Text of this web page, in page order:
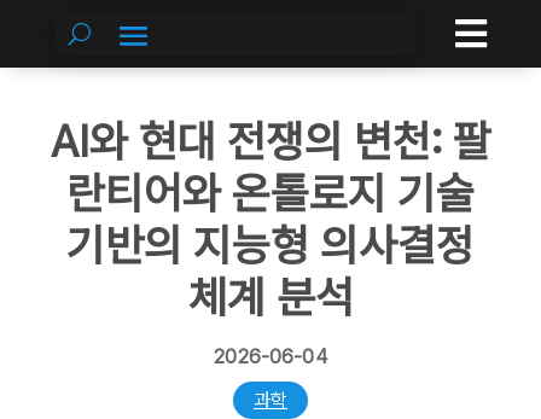

AI와 현대 전쟁의 변천: 팔
란티어와 온톨로지 기술
기반의 지능형 의사결정
체계 분석
2026-06-04
과학